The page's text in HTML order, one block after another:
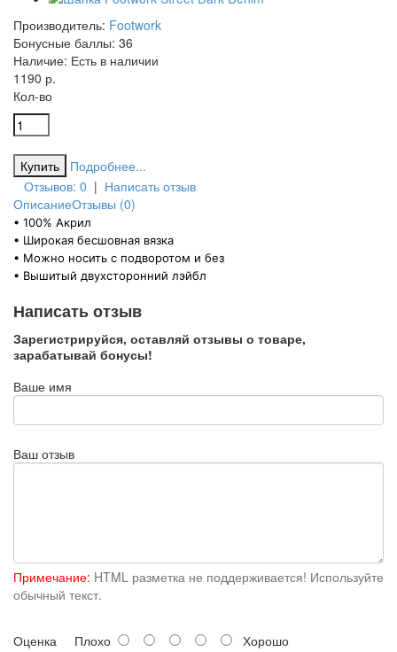
Производитель: Footwork
Бонусные баллы: 36
Наличие: Есть в наличии
1190 р.
Кол-во
Подробнее...
Отзывов: 0 | Написать отзыв
ОписаниеОтзывы (0)
• 100% Акрил
• Широкая бесшовная вязка
• Можно носить с подворотом и без
• Вышитый двухсторонний лэйбл
Написать отзыв
Зарегистрируйся, оставляй отзывы о товаре,
зарабатывай бонусы!
Ваше имя
Ваш отзыв
Примечание: HTML разметка не поддерживается! Используйте
обычный текст.
Оценка Плохо
Хорошо